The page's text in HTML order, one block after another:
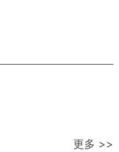
更多 >>